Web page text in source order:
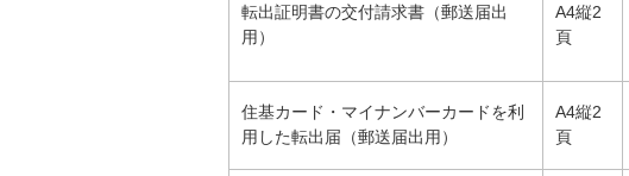
転出証明書の交付請求書（郵送届出
用）
A4縦2
頁
住基カード・マイナンバーカードを利
用した転出届（郵送届出用）
A4縦2
頁